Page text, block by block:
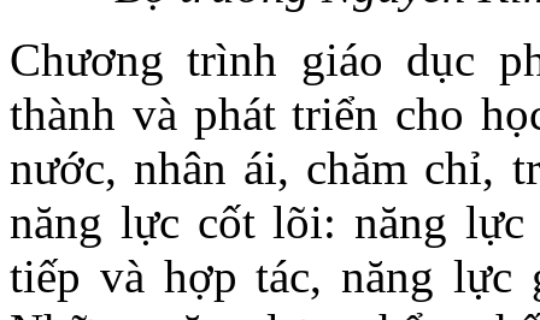
Chương trình giáo dục
thành và phát triển cho
nước, nhân ái, chăm chỉ,
năng lực cốt lõi: năng
tiếp và hợp tác, năng